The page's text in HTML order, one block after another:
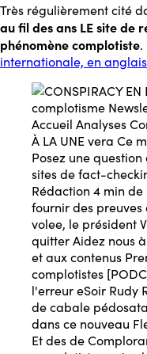
Très régulièrement cité
au fil des ans LE site de
phénomène complotiste.
internationale, en anglais